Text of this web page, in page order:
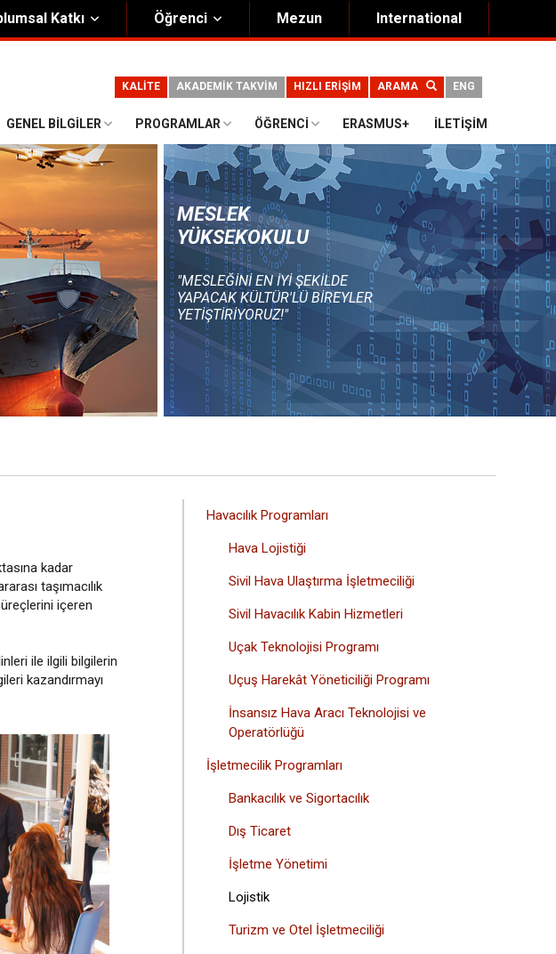
Plan
Eğitimi Programı
Güvenliği
Katkı Öğrenci Mezun International
ENG
ARAMA
HIZLI ERİŞİM
AKADEMİK TAKVİM
KALİTE
GENEL BILGILER PROGRAMLAR ÖĞRENCI ERASMUS+ İLETIŞIM
MESLEK
YÜKSEKOKULU
"MESLEĞINI EN IYI ŞEKILDE
YAPACAK KÜLTÜR'LÜ BIREYLER
YETIŞTIRIYORUZ!"
kadar
taşımacılık
içeren
ile ilgili bilgilerin
kazandırmayı
ANA
MENÜSÜ
Havacılık Programları
Hava Lojistiği
Sivil Hava Ulaştırma İşletmeciliği
Sivil Havacılık Kabin Hizmetleri
Uçak Teknolojisi Programı
Uçuş Harekât Yöneticiliği Programı
İnsansız Hava Aracı Teknolojisi ve
Operatörlüğü
İşletmecilik Programları
Bankacılık ve Sigortacılık
Dış Ticaret
İşletme Yönetimi
Lojistik
Turizm ve Otel İşletmeciliği